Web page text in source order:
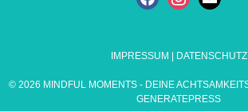
IMPRESSUM DATENSCHUTZ
© 2026 MINDFUL MOMENTS - DEINE
GENERATEPRESS